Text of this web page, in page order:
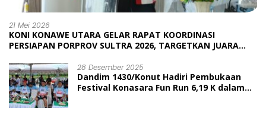
21 Mei 2026
KONI KONAWE UTARA GELAR RAPAT KOORDINASI
PERSIAPAN PORPROV SULTRA 2026, TARGETKAN JUARA
28 Desember 2025
Dandim 1430/Konut Hadiri Pembukaan
Festival Konasara Fun Run 6,19 K dalam